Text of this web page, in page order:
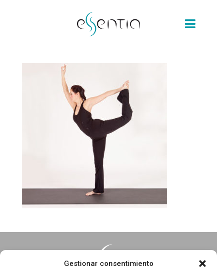
Gestionar consentimiento